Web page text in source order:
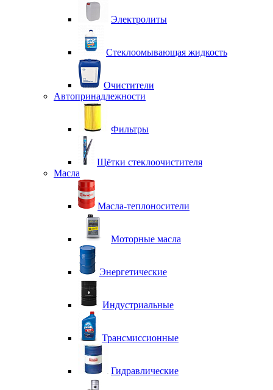
Электролиты
Стеклоомывающая жидкость
Очистители
Автопринадлежности
Фильтры
Щётки стеклоочистителя
Масла
Масла-теплоносители
Моторные масла
Энергетические
Индустриальные
Трансмиссионные
Гидравлические